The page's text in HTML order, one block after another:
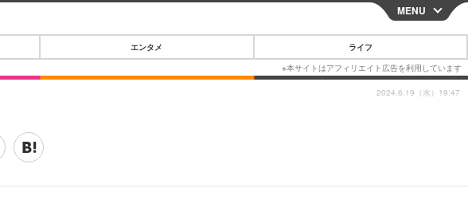
CLOSE
MENU
エンタメ ライフ
2024.6.19（水）19:47